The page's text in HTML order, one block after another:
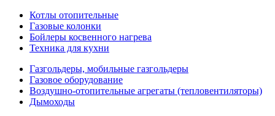
Котлы отопительные
Газовые колонки
Бойлеры косвенного нагрева
Техника для кухни
Газгольдеры, мобильные газгольдеры
Газовое оборудование
Воздушно-отопительные агрегаты (тепловентиляторы)
Дымоходы